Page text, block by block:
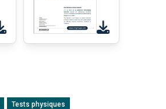
Tests physiques